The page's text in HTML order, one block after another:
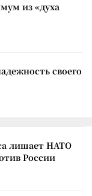
из «духа
своего
лишает НАТО
России